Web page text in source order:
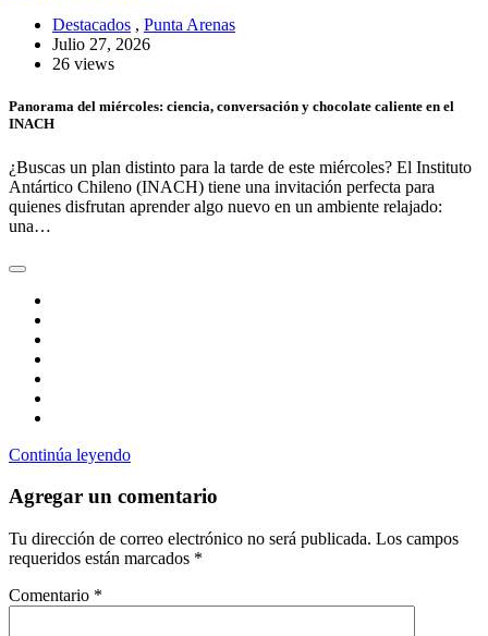
Destacados , Punta Arenas
Julio 27, 2026
26 views
Panorama del miércoles: ciencia, conversación y chocolate caliente en el
INACH
¿Buscas un plan distinto para la tarde de este miércoles? El Instituto
Antártico Chileno (INACH) tiene una invitación perfecta para
quienes disfrutan aprender algo nuevo en un ambiente relajado:
una…
Continúa leyendo
Agregar un comentario
Tu dirección de correo electrónico no será publicada. Los campos
requeridos están marcados *
Comentario *